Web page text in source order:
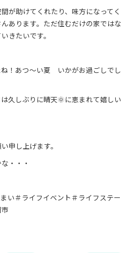
が助けてくれたり、味方になってく
あります。ただ住むだけの家ではな
きたいです。
！あつ～い夏 いかがお過ごしでし
久しぶりに晴天🌞に恵まれて嬉しい
申し上げます。
・・・
い＃ライフイベント＃ライフステー